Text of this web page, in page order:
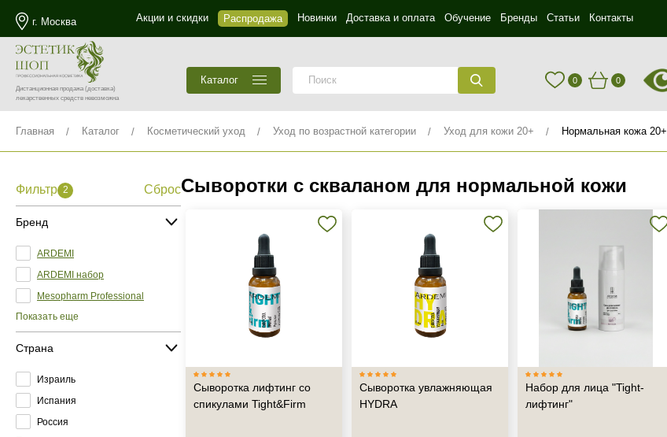
г. Москва Акции и скидки Распродажа Новинки Доставка и оплата Обучение Бренды Статьи Контакты
Дистанционная продажа(доставка)
лекарственных средств невозможна
Каталог 0 0
Главная Каталог Косметический уход Уход по возрастной категории Уход для кожи 20+ Нормальная кожа 20+
Фильтр 2 Сброс
Бренд
ARDEMI
ARDEMI набор
Mesopharm Professional
Показать еще
Страна
Израиль
Испания
Россия
Сыворотки с скваланом для нормальной кожи
Сыворотка лифтинг со
спикулами Tight&Firm
Сыворотка увлажняющая
HYDRA
Набор для лица "Tight-
лифтинг"